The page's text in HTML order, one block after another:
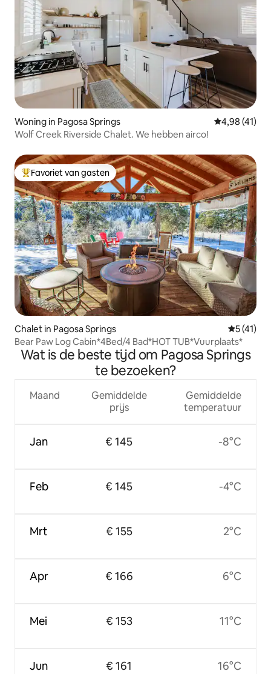
Woning in Pagosa Springs Gemiddelde
4,98 (41)
Wolf Creek Riverside Chalet. We hebben airco!
Topfavoriet van gasten
Favoriet van gasten
Chalet in Pagosa Springs
5 (41)
Bear Paw Log Cabin*4Bed/4 Bad*HOT TUB*Vuurplaats*
Wat is de beste tijd om Pagosa Springs
te bezoeken?
Maand
Jan
Feb
Mrt
Apr
Mei
Jun
Gemiddelde
prijs
€ 145
€ 145
€ 155
€ 166
€ 153
€ 161
Gemiddelde
temperatuur
-8°C
-4°C
2°C
6°C
11°C
16°C